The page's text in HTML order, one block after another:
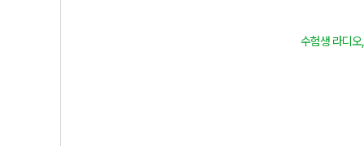
수험생 라디오